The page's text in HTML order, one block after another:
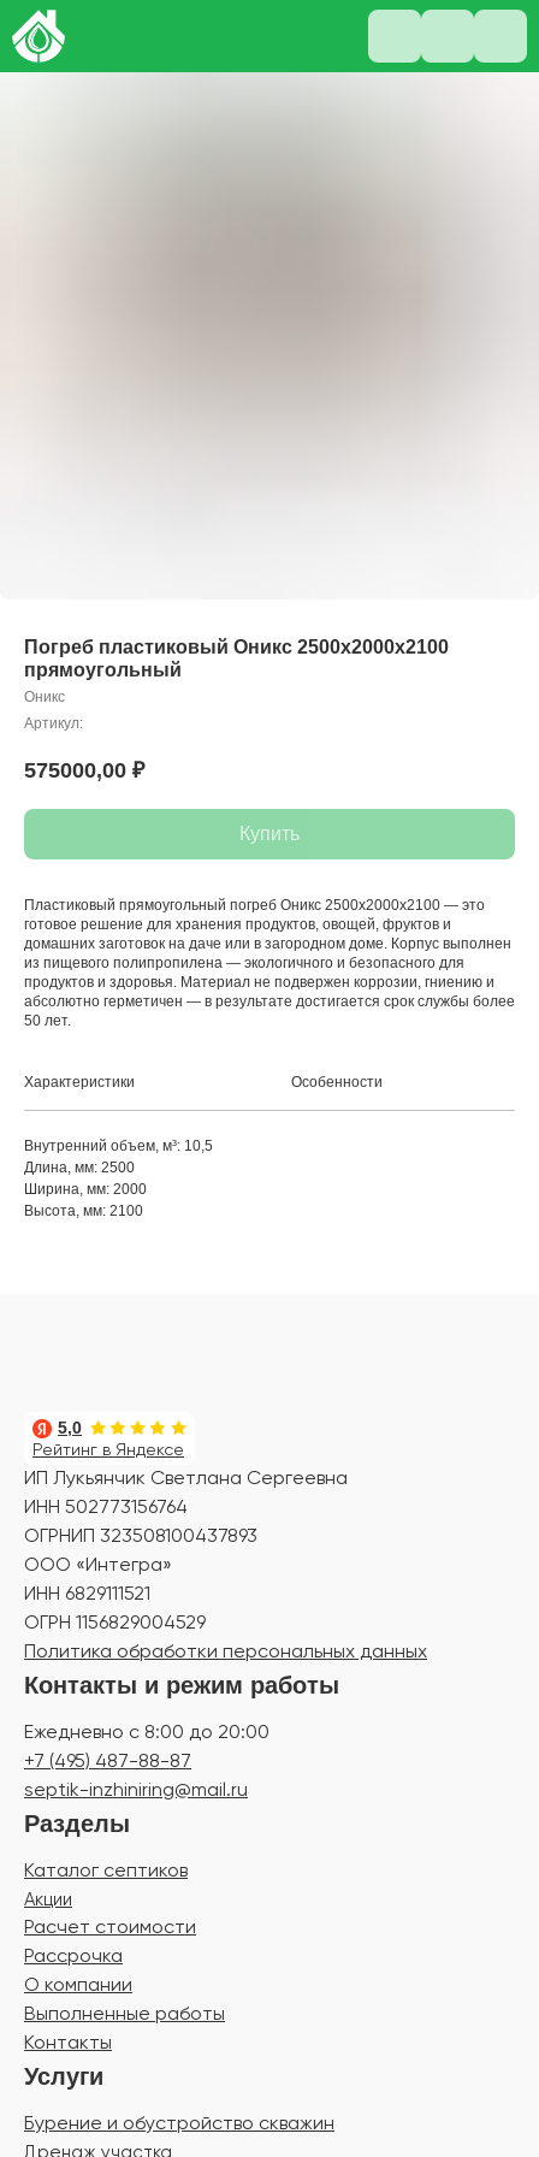
Погреб пластиковый Оникс 2500x2000x2100
прямоугольный
Оникс
Артикул:
575000,00 ₽
Купить
Пластиковый прямоугольный погреб Оникс 2500x2000x2100 — это
готовое решение для хранения продуктов, овощей, фруктов и
домашних заготовок на даче или в загородном доме. Корпус выполнен
из пищевого полипропилена — экологичного и безопасного для
продуктов и здоровья. Материал не подвержен коррозии, гниению и
абсолютно герметичен — в результате достигается срок службы более
50 лет.
Характеристики Особенности
Внутренний объем, м³: 10,5
Длина, мм: 2500
Ширина, мм: 2000
Высота, мм: 2100
Рейтинг в Яндексе
5,0
ИП Лукьянчик Светлана Сергеевна
ИНН 502773156764
ОГРНИП 323508100437893
ООО «Интегра»
ИНН 6829111521
ОГРН 1156829004529
Политика обработки персональных данных
Контакты и режим работы
Ежедневно с 8:00 до 20:00
+7 (495) 487-88-87
septik-inzhiniring@mail.ru
Разделы
Каталог септиков
Акции
Расчет стоимости
Рассрочка
О компании
Выполненные работы
Контакты
Услуги
Бурение и обустройство скважин
Дренаж участка